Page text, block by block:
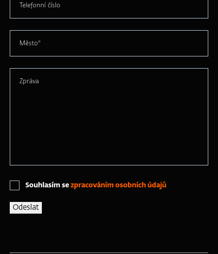
Telefonní číslo
Město*
Zpráva
Souhlasím se zpracováním osobních údajů